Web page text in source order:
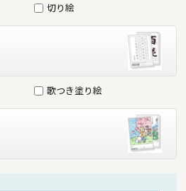
切り絵
歌つき塗り絵